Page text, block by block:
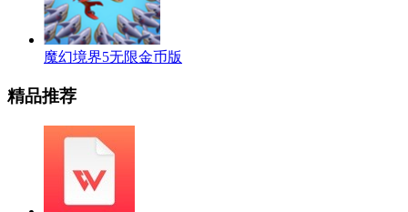
魔幻境界5无限金币版
精品推荐